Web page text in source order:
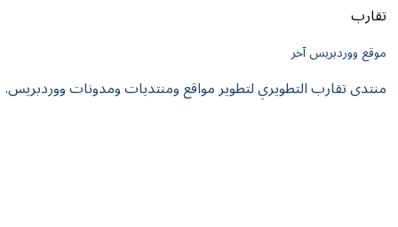
آخر
التطويري لتطوير مواقع ومنتديات ومدونات ووردبريس.